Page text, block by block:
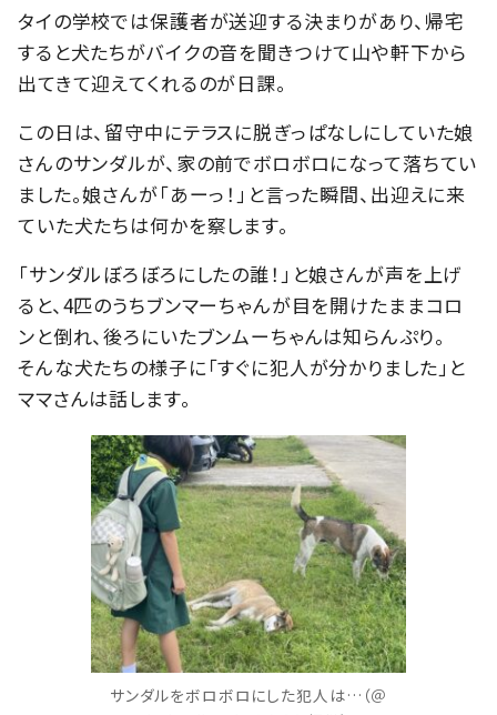
タイの学校では保護者が送迎する決まりがあり、帰宅
すると犬たちがバイクの音を聞きつけて山や軒下から
出てきて迎えてくれるのが日課。
この日は、留守中にテラスに脱ぎっぱなしにしていた娘
さんのサンダルが、家の前でボロボロになって落ちてい
ました。娘さんが「あーっ！」と言った瞬間、出迎えに来
ていた犬たちは何かを察します。
「サンダルぼろぼろにしたの誰！」と娘さんが声を上げ
ると、4匹のうちブンマーちゃんが目を開けたままコロ
ンと倒れ、後ろにいたブンムーちゃんは知らんぷり。
そんな犬たちの様子に「すぐに犯人が分かりました」と
ママさんは話します。
サンダルをボロボロにした犯人は…（＠